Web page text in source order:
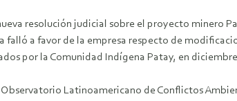
resolución judicial sobre el proyecto minero
falló a favor de la empresa respecto de
por la Comunidad Indígena Patay, en
Latinoamericano de Conflictos